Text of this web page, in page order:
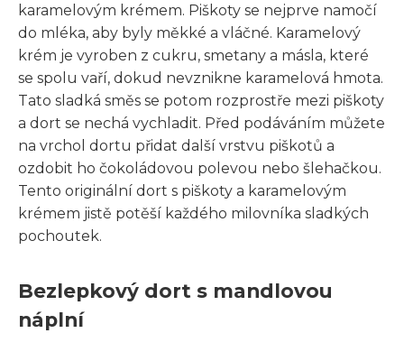
karamelovým krémem. Piškoty se nejprve namočí
do mléka, aby byly měkké a vláčné. Karamelový
krém je vyroben z cukru, smetany a másla, které
se spolu vaří, dokud nevznikne karamelová hmota.
Tato sladká směs se potom rozprostře mezi piškoty
a dort se nechá vychladit. Před podáváním můžete
na vrchol dortu přidat další vrstvu piškotů a
ozdobit ho čokoládovou polevou nebo šlehačkou.
Tento originální dort s piškoty a karamelovým
krémem jistě potěší každého milovníka sladkých
pochoutek.
Bezlepkový dort s mandlovou
náplní